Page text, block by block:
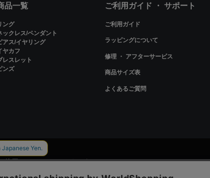
品一覧
ング
ックレス/ペンダント
アス/イヤリング
ヤカフ
レスレット
ンズ
ご利用ガイド ・ サポート
ご利用ガイド
ラッピングについて
修理 ・ アフターサービス
商品サイズ表
よくあるご質問
用しているページがございます。